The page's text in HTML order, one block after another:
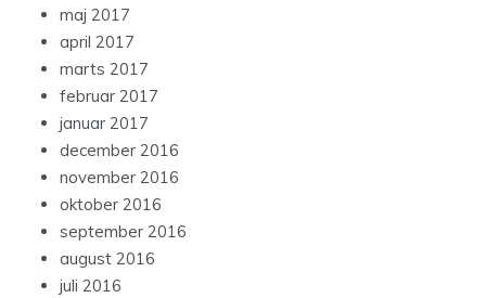
maj 2017
april 2017
marts 2017
februar 2017
januar 2017
december 2016
november 2016
oktober 2016
september 2016
august 2016
juli 2016